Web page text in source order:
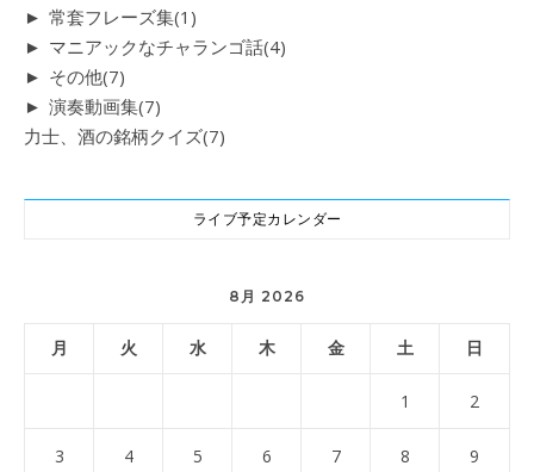
► 常套フレーズ集(1)
► マニアックなチャランゴ話(4)
► その他(7)
► 演奏動画集(7)
力士、酒の銘柄クイズ(7)
ライブ予定カレンダー
8月 2026
月 火 水 木 金 土 日
1 2
3 4 5 6 7 8 9